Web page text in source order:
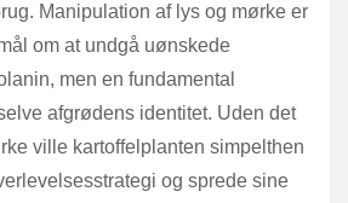
Manipulation af lys og mørke er
om at undgå uønskede
men en fundamental
afgrødens identitet. Uden det
ville kartoffelplanten simpelthen
og sprede sine